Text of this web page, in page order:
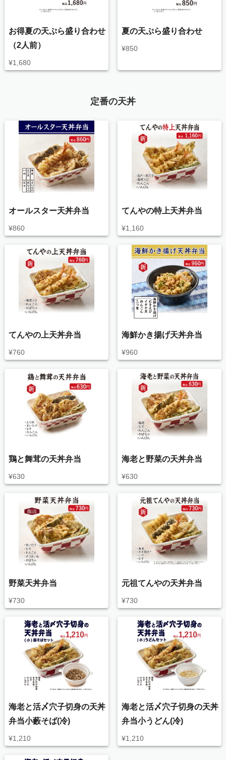
お得夏の天ぷら盛り合わせ
（2人前）
¥1,680
夏の天ぷら盛り合わせ
¥850
定番の天丼
オールスター天丼弁当
¥860
てんやの特上天丼弁当
¥1,160
てんやの上天丼弁当
¥760
海鮮かき揚げ天丼弁当
¥960
鶏と舞茸の天丼弁当
¥630
海老と野菜の天丼弁当
¥630
野菜天丼弁当
¥730
元祖てんやの天丼弁当
¥730
海老と活〆穴子切身の天丼
弁当小藪そば(冷)
¥1,210
海老と活〆穴子切身の天丼
弁当小うどん(冷)
¥1,210